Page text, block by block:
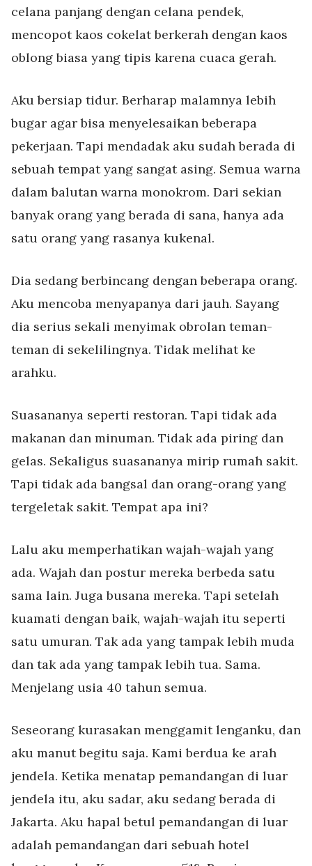
celana panjang dengan celana pendek,
mencopot kaos cokelat berkerah dengan kaos
oblong biasa yang tipis karena cuaca gerah.
Aku bersiap tidur. Berharap malamnya lebih
bugar agar bisa menyelesaikan beberapa
pekerjaan. Tapi mendadak aku sudah berada di
sebuah tempat yang sangat asing. Semua warna
dalam balutan warna monokrom. Dari sekian
banyak orang yang berada di sana, hanya ada
satu orang yang rasanya kukenal.
Dia sedang berbincang dengan beberapa orang.
Aku mencoba menyapanya dari jauh. Sayang
dia serius sekali menyimak obrolan teman-
teman di sekelilingnya. Tidak melihat ke
arahku.
Suasananya seperti restoran. Tapi tidak ada
makanan dan minuman. Tidak ada piring dan
gelas. Sekaligus suasananya mirip rumah sakit.
Tapi tidak ada bangsal dan orang-orang yang
tergeletak sakit. Tempat apa ini?
Lalu aku memperhatikan wajah-wajah yang
ada. Wajah dan postur mereka berbeda satu
sama lain. Juga busana mereka. Tapi setelah
kuamati dengan baik, wajah-wajah itu seperti
satu umuran. Tak ada yang tampak lebih muda
dan tak ada yang tampak lebih tua. Sama.
Menjelang usia 40 tahun semua.
Seseorang kurasakan menggamit lenganku, dan
aku manut begitu saja. Kami berdua ke arah
jendela. Ketika menatap pemandangan di luar
jendela itu, aku sadar, aku sedang berada di
Jakarta. Aku hapal betul pemandangan di luar
adalah pemandangan dari sebuah hotel